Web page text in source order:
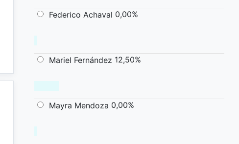
Federico Achaval 0,00%
Mariel Fernández 12,50%
Mayra Mendoza 0,00%